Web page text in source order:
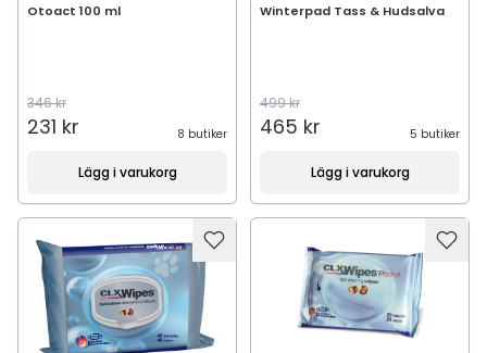
Otoact 100 ml
346 kr
231 kr 8 butiker
Lägg i varukorg
Winterpad Tass & Hudsalva
499 kr
465 kr 5 butiker
Lägg i varukorg